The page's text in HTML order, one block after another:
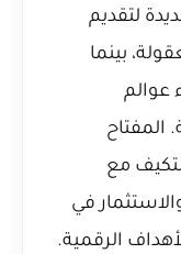
لتقديم
بينما
عوالم
المفتاح
مع
في
الرقمية.